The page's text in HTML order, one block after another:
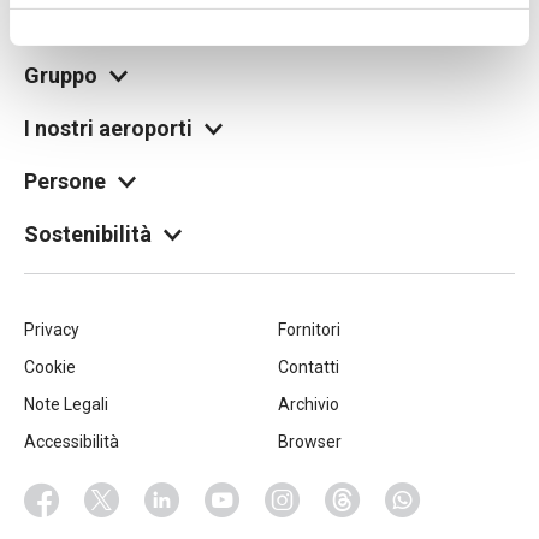
legale@pec.seamilano.eu
Gruppo
I nostri aeroporti
Persone
Sostenibilità
Piè
di
pagina
Privacy
Cookie
Note Legali
Accessibilità
Fornitori
Contatti
Archivio
Browser
Socials